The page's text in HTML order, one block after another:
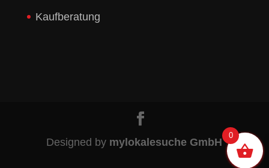
Kaufberatung
Designed by mylokalesuche GmbH
0